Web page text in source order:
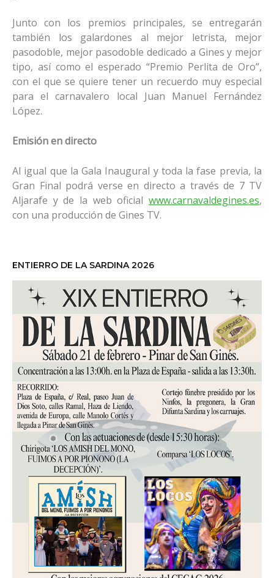
Junto con los premios principales, se entregarán
también los galardones al mejor letrista, mejor
pasodoble, mejor pasodoble dedicado a Gines y mejor
tipo, así como el esperado “Premio Perlita de Oro”,
con el que se quiere tener un recuerdo muy especial
para el carnavalero local Juan Manuel Fernández
López.
Emisión en directo
Al igual que la Gala Inaugural y toda la fase previa, la
Gran Final podrá verse en directo a través de 7 TV
Aljarafe y de la web oficial www.carnavaldegines.es,
con una producción de Gines TV.
ENTIERRO DE LA SARDINA 2026